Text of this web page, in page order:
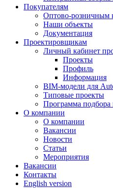
Покупателям
Оптово-розничным
Наши объекты
Документация
Проектировщикам
Личный кабинет
Проекты
Профиль
Информация
BIM-модели для
Типовые проекты
Программа подбора
О компании
О компании
Вакансии
Новости
Статьи
Мероприятия
Вакансии
Контакты
English version